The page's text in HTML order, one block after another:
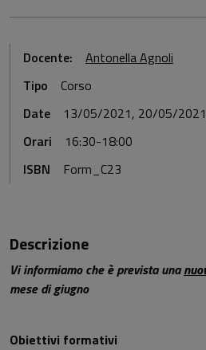
Docente:
Antonella Agnoli
Tipo
Corso
Date
13/05/2021, 20/05/
Orari
16:30-18:00
ISBN
Form_C23
Descrizione
Vi informiamo che è prevista una
mese di giugno
Obiettivi formativi